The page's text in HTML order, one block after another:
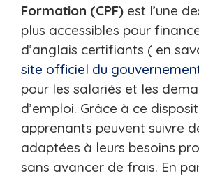
Formation (CPF) est l’une
plus accessibles pour
d’anglais certifiants ( en
site officiel du
pour les salariés et les
d’emploi. Grâce à ce
apprenants peuvent suivre
adaptées à leurs besoins
sans avancer de frais. En